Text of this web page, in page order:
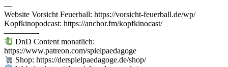
—
Website Vorsicht Feuerball: https://vorsicht-feuerball.de/wp/
Kopfkinopodcast: https://anchor.fm/kopfkinocast/
————-
DnD Content monatlich:
https://www.patreon.com/spielpaedagoge
Shop: https://derspielpaedagoge.de/shop/